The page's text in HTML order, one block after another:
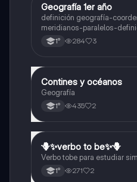
Geografía
Geografía 1er año
definición geografía-
meridianos-paralelos-
elementos del mapa-
relativa y absoluta
1° 284 3
Geografía
Contines y océanos
Geografía
1° 435 2
Inglés
🪻✨️verbo to be✨️🪻
Verbo tobe para estudiar
1° 271 2